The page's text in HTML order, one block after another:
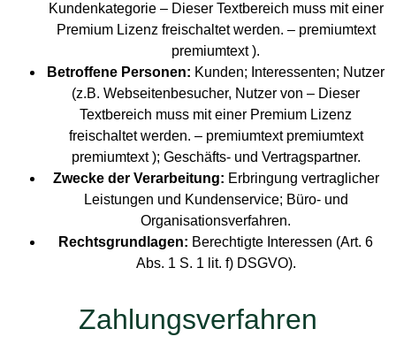
Kundenkategorie– Dieser Textbereich muss mit einer
Premium Lizenz freischaltet werden. – premiumtext
premiumtext).
Betroffene Personen: Kunden; Interessenten; Nutzer
(z.B. Webseitenbesucher, Nutzer von – Dieser
Textbereich muss mit einer Premium Lizenz
freischaltet werden. – premiumtext premiumtext
premiumtext); Geschäfts- und Vertragspartner.
Zwecke der Verarbeitung: Erbringung vertraglicher
Leistungen und Kundenservice; Büro- und
Organisationsverfahren.
Rechtsgrundlagen: Berechtigte Interessen (Art. 6
Abs. 1 S. 1 lit. f) DSGVO).
Zahlungsverfahren